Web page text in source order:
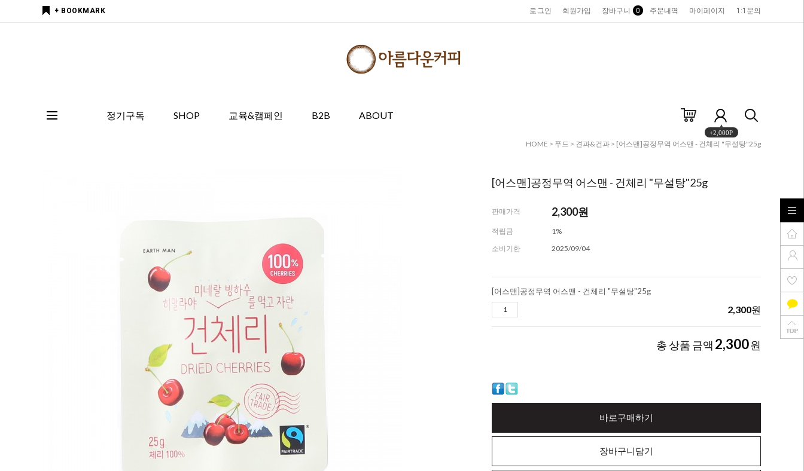
+ BOOKMARK 로그인 회원가입 장바구니 0 주문내역 마이페이지 1:1문의
정기구독 SHOP 교육&캠페인 B2B ABOUT
+2,000P
HOME > 푸드 > 견과&건과 > [어스맨]공정무역 어스맨 - 건체리 "무설탕"25g
[어스맨]공정무역 어스맨 - 건체리 "무설탕"25g
판매가격 2,300원
적립금
1%
소비기한
2025/09/04
[어스맨]공정무역 어스맨 - 건체리 "무설탕"25g
2,300원
총 상품 금액 2,300원
바로구매하기
장바구니담기